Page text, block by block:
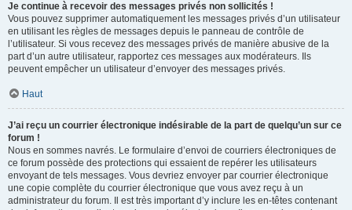
Je continue à recevoir des messages privés non sollicités !
Vous pouvez supprimer automatiquement les messages privés d’un utilisateur
en utilisant les règles de messages depuis le panneau de contrôle de
l’utilisateur. Si vous recevez des messages privés de manière abusive de la
part d’un autre utilisateur, rapportez ces messages aux modérateurs. Ils
peuvent empêcher un utilisateur d’envoyer des messages privés.
Haut
J’ai reçu un courrier électronique indésirable de la part de quelqu’un sur ce
forum !
Nous en sommes navrés. Le formulaire d’envoi de courriers électroniques de
ce forum possède des protections qui essaient de repérer les utilisateurs
envoyant de tels messages. Vous devriez envoyer par courrier électronique
une copie complète du courrier électronique que vous avez reçu à un
administrateur du forum. Il est très important d’y inclure les en-têtes contenant